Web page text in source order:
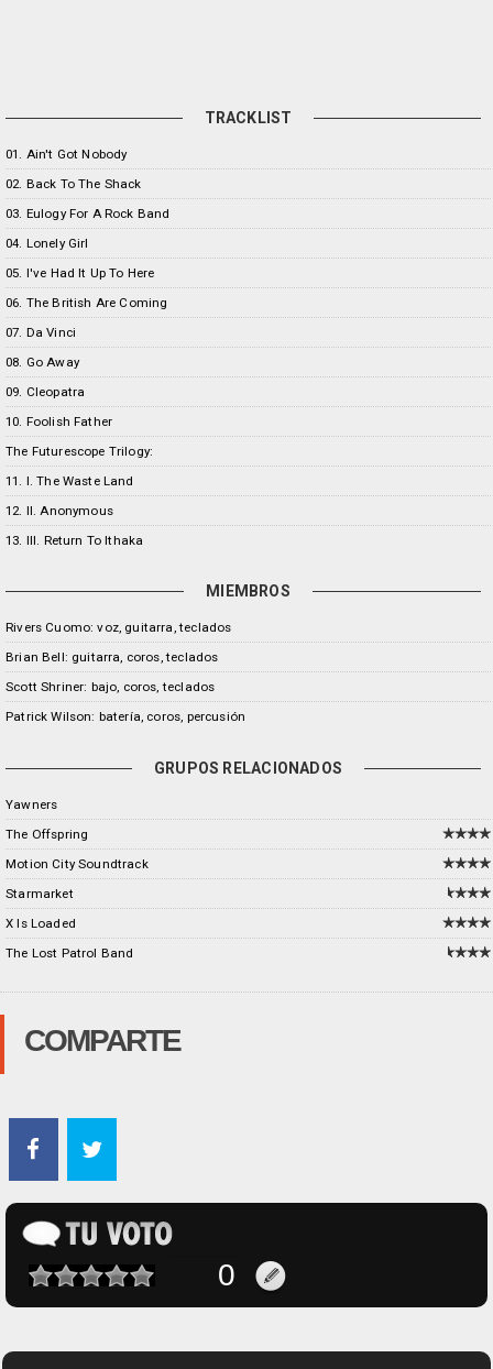
TRACKLIST
01. Ain't Got Nobody
02. Back To The Shack
03. Eulogy For A Rock Band
04. Lonely Girl
05. I've Had It Up To Here
06. The British Are Coming
07. Da Vinci
08. Go Away
09. Cleopatra
10. Foolish Father
The Futurescope Trilogy:
11. I. The Waste Land
12. II. Anonymous
13. III. Return To Ithaka
MIEMBROS
Rivers Cuomo: voz, guitarra, teclados
Brian Bell: guitarra, coros, teclados
Scott Shriner: bajo, coros, teclados
Patrick Wilson: batería, coros, percusión
GRUPOS RELACIONADOS
Yawners
The Offspring
Motion City Soundtrack
Starmarket
X Is Loaded
The Lost Patrol Band
COMPARTE